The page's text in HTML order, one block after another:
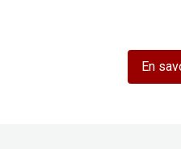
En